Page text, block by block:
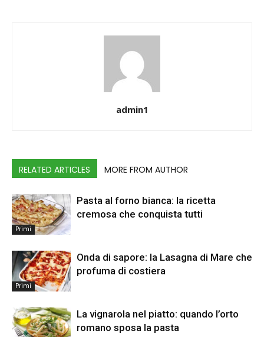
admin1
RELATED ARTICLES MORE FROM AUTHOR
Primi
Pasta al forno bianca: la ricetta
cremosa che conquista tutti
Primi
Onda di sapore: la Lasagna di Mare che
profuma di costiera
La vignarola nel piatto: quando l’orto
romano sposa la pasta